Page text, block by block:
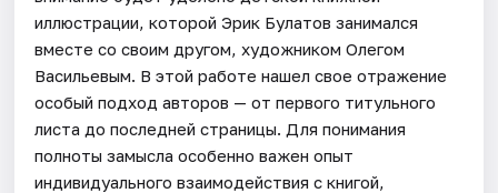
иллюстрации, которой Эрик Булатов занимался
вместе со своим другом, художником Олегом
Васильевым. В этой работе нашел свое отражение
особый подход авторов — от первого титульного
листа до последней страницы. Для понимания
полноты замысла особенно важен опыт
индивидуального взаимодействия с книгой,